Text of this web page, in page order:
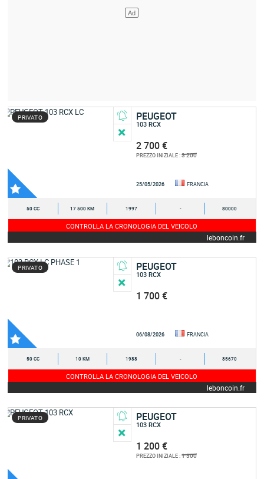
PRIVATO PEUGEOT
103 RCX
2 700 €
PREZZO INIZIALE :3 200
25/05/2026 FRANCIA
50 CC 17 500 KM 1997 - 80000
CONTROLLA LA CRONOLOGIA DEL VEICOLO
leboncoin.fr
PRIVATO PEUGEOT
103 RCX
1 700 €
06/08/2026 FRANCIA
50 CC 10 KM 1988 - 85670
CONTROLLA LA CRONOLOGIA DEL VEICOLO
leboncoin.fr
PRIVATO PEUGEOT
103 RCX
1 200 €
PREZZO INIZIALE :1 300